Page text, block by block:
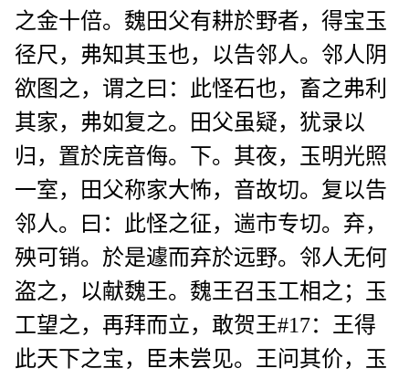
之金十倍。魏田父有耕於野者，得宝玉
径尺，弗知其玉也，以告邻人。邻人阴
欲图之，谓之曰：此怪石也，畜之弗利
其家，弗如复之。田父虽疑，犹录以
归，置於庑音侮。下。其夜，玉明光照
一室，田父称家大怖，音故切。复以告
邻人。曰：此怪之征，遄市专切。弃，
殃可销。於是遽而弃於远野。邻人无何
盗之，以献魏王。魏王召玉工相之；玉
工望之，再拜而立，敢贺王#17：王得
此天下之宝，臣未尝见。王问其价，玉